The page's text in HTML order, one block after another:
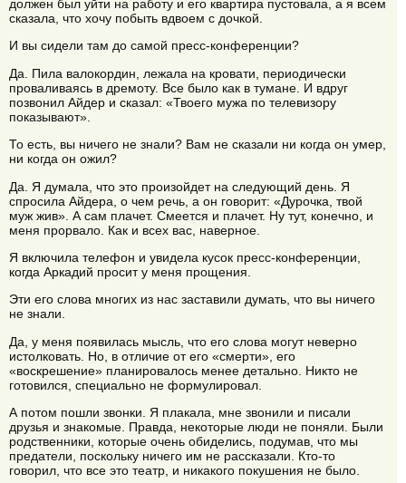
должен был уйти на работу и его квартира пустовала, а я всем
сказала, что хочу побыть вдвоем с дочкой.
И вы сидели там до самой пресс-конференции?
Да. Пила валокордин, лежала на кровати, периодически
проваливаясь в дремоту. Все было как в тумане. И вдруг
позвонил Айдер и сказал: «Твоего мужа по телевизору
показывают».
То есть, вы ничего не знали? Вам не сказали ни когда он умер,
ни когда он ожил?
Да. Я думала, что это произойдет на следующий день. Я
спросила Айдера, о чем речь, а он говорит: «Дурочка, твой
муж жив». А сам плачет. Смеется и плачет. Ну тут, конечно, и
меня прорвало. Как и всех вас, наверное.
Я включила телефон и увидела кусок пресс-конференции,
когда Аркадий просит у меня прощения.
Эти его слова многих из нас заставили думать, что вы ничего
не знали.
Да, у меня появилась мысль, что его слова могут неверно
истолковать. Но, в отличие от его «смерти», его
«воскрешение» планировалось менее детально. Никто не
готовился, специально не формулировал.
А потом пошли звонки. Я плакала, мне звонили и писали
друзья и знакомые. Правда, некоторые люди не поняли. Были
родственники, которые очень обиделись, подумав, что мы
предатели, поскольку ничего им не рассказали. Кто-то
говорил, что все это театр, и никакого покушения не было.